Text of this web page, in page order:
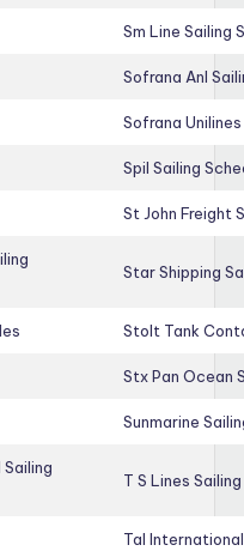
Sm Line Sailing
Sofrana Anl
Sofrana
Spil Sailing
St John Freight
Star Shipping
Stolt Tank
Stx Pan Ocean
Sunmarine
T S Lines
Tal